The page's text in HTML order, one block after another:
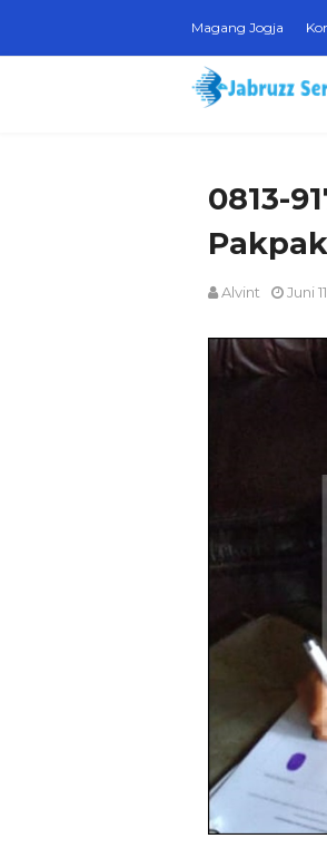
Magang Jogja
0813-
Pakpak
Alvint Juni